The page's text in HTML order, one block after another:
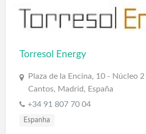
Torresol Energy
Plaza de la Encina, 10 - Núcleo
Cantos, Madrid, España
+34 91 807 70 04
Espanha